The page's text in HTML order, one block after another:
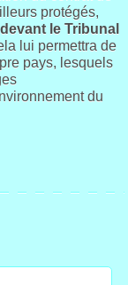
protégés,
le Tribunal
lui permettra de
pays, lesquels
du